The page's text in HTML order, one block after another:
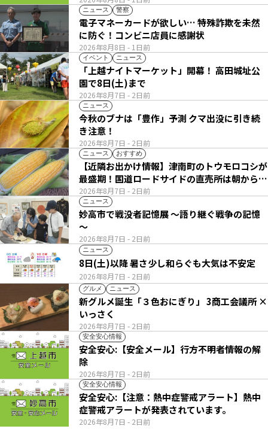
ニュース 警察
2026年8月8日 - 1日前
電子マネーカードが欲しい… 特殊詐欺を未然
に防ぐ！コンビニ店員に感謝状
イベント ニュース
2026年8月7日 - 2日前
「上越ナイトマーケット」開幕！ 高田城址公
園で8日(土)まで
ニュース
2026年8月7日 - 2日前
今秋のブナは「豊作」予測 クマ出没に引き続
き注意！
ニュース おすすめ
2026年8月7日 - 2日前
【近隣お出かけ情報】津南町のトウモロコシが
最盛期！国道ロードサイドの直売所は朝から長
い列
ニュース
2026年8月7日 - 2日前
妙高市で戦没者記憶展 ～語り継ぐ戦争の記憶
～
ニュース
2026年8月7日 - 2日前
8日(土)以降 暑さ少し和らぐも大気は不安定
グルメ ニュース
2026年8月7日 - 2日前
新グルメ誕生「３色おにぎり」 3商工会議所 ×
いっさく
安全安心情報
2026年8月7日 - 2日前
安全安心:【安全メール】行方不明者情報の解
除
安全安心情報
2026年8月7日 - 2日前
安全安心:【注意：熱中症警戒アラート】熱中
症警戒アラートが発表されています。